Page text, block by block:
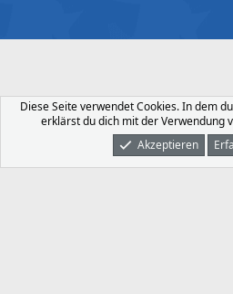
Was Ist Neu Dunkler
Diese Seite verwendet Cookies. In dem
erklärst du dich mit der Verwendung
Akzeptieren